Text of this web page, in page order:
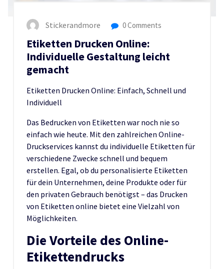
Stickerandmore 0 Comments
Etiketten Drucken Online:
Individuelle Gestaltung leicht
gemacht
Etiketten Drucken Online: Einfach, Schnell und
Individuell
Das Bedrucken von Etiketten war noch nie so
einfach wie heute. Mit den zahlreichen Online-
Druckservices kannst du individuelle Etiketten für
verschiedene Zwecke schnell und bequem
erstellen. Egal, ob du personalisierte Etiketten
für dein Unternehmen, deine Produkte oder für
den privaten Gebrauch benötigst – das Drucken
von Etiketten online bietet eine Vielzahl von
Möglichkeiten.
Die Vorteile des Online-
Etikettendrucks